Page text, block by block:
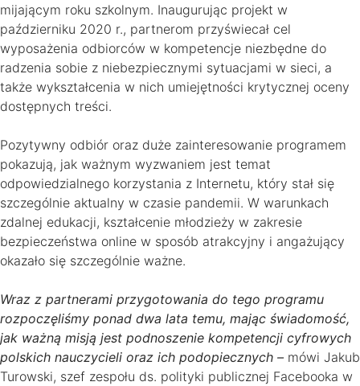
mijającym roku szkolnym. Inaugurując projekt w
październiku 2020 r., partnerom przyświecał cel
wyposażenia odbiorców w kompetencje niezbędne do
radzenia sobie z niebezpiecznymi sytuacjami w sieci, a
także wykształcenia w nich umiejętności krytycznej oceny
dostępnych treści.
Pozytywny odbiór oraz duże zainteresowanie programem
pokazują, jak ważnym wyzwaniem jest temat
odpowiedzialnego korzystania z Internetu, który stał się
szczególnie aktualny w czasie pandemii. W warunkach
zdalnej edukacji, kształcenie młodzieży w zakresie
bezpieczeństwa online w sposób atrakcyjny i angażujący
okazało się szczególnie ważne.
Wraz z partnerami przygotowania do tego programu
rozpoczęliśmy ponad dwa lata temu, mając świadomość,
jak ważną misją jest podnoszenie kompetencji cyfrowych
polskich nauczycieli oraz ich podopiecznych – mówi Jakub
Turowski, szef zespołu ds. polityki publicznej Facebooka w